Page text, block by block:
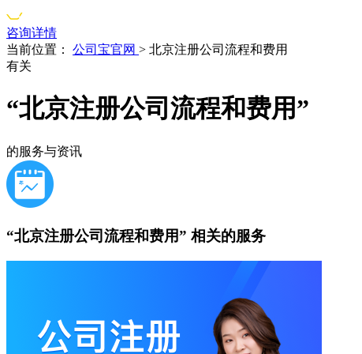
咨询详情
当前位置：
公司宝官网 > 北京注册公司流程和费用
有关
“北京注册公司流程和费用”
的服务与资讯
“北京注册公司流程和费用” 相关的服务